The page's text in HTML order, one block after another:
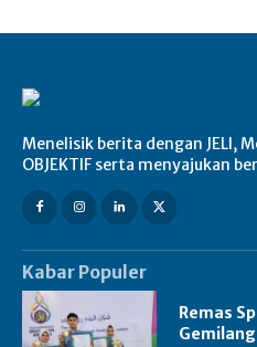
Menelisik berita dengan JELI,
OBJEKTIF serta menyajukan
Kabar Populer
Remas